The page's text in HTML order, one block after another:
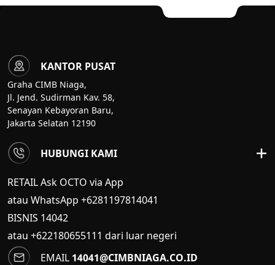
KANTOR PUSAT
Graha CIMB Niaga,
Jl. Jend. Sudirman Kav. 58,
Senayan Kebayoran Baru,
Jakarta Selatan 12190
HUBUNGI KAMI
RETAIL Ask OCTO via App
atau WhatsApp +6281197814041
BISNIS 14042
atau +622180655111 dari luar negeri
EMAIL 14041@CIMBNIAGA.CO.ID